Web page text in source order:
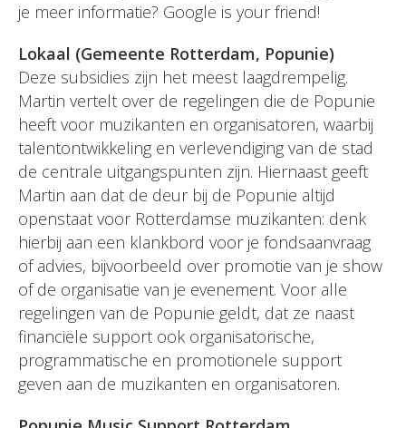
je meer informatie? Google is your friend!
Lokaal (Gemeente Rotterdam, Popunie)
Deze subsidies zijn het meest laagdrempelig.
Martin vertelt over de regelingen die de Popunie
heeft voor muzikanten en organisatoren, waarbij
talentontwikkeling en verlevendiging van de stad
de centrale uitgangspunten zijn. Hiernaast geeft
Martin aan dat de deur bij de Popunie altijd
openstaat voor Rotterdamse muzikanten: denk
hierbij aan een klankbord voor je fondsaanvraag
of advies, bijvoorbeeld over promotie van je show
of de organisatie van je evenement. Voor alle
regelingen van de Popunie geldt, dat ze naast
financiële support ook organisatorische,
programmatische en promotionele support
geven aan de muzikanten en organisatoren.